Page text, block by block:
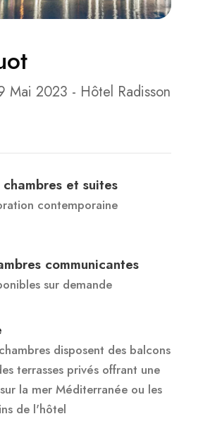
Mai 2023 - Hôtel Radisson
et suites
contemporaine
communicantes
sur demande
disposent des balcons
terrasses privés offrant une
la mer Méditerranée ou les
de l'hôtel